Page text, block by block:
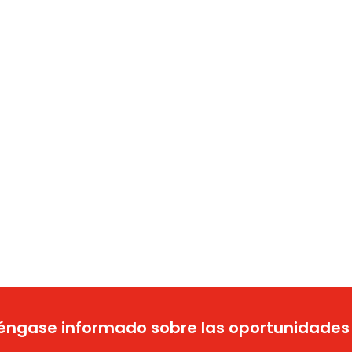
informado sobre las oportunidades